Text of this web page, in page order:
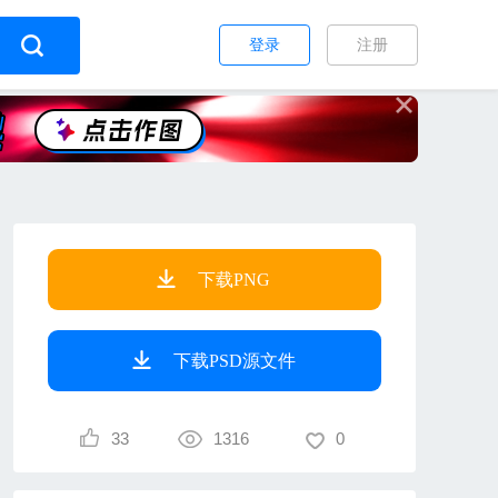
注册
登录
下载PNG
下载PSD源文件
33 1316 0